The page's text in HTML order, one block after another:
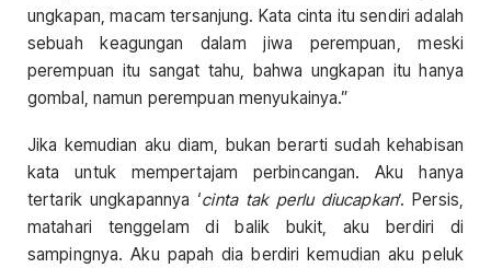
ungkapan, macam tersanjung. Kata cinta itu sendiri adalah
sebuah keagungan dalam jiwa perempuan, meski
perempuan itu sangat tahu, bahwa ungkapan itu hanya
gombal, namun perempuan menyukainya.”
Jika kemudian aku diam, bukan berarti sudah kehabisan
kata untuk mempertajam perbincangan. Aku hanya
tertarik ungkapannya ‘cinta tak perlu diucapkan’. Persis,
matahari tenggelam di balik bukit, aku berdiri di
sampingnya. Aku papah dia berdiri kemudian aku peluk